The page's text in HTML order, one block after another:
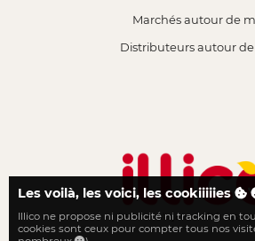
Marchés autour de
Distributeurs autour
Le local n'a jamais été aussi
Les voilà, les voici, les cookiiiiies
Illico ne propose ni publicité ni tracking en
cookies sont ceux pour compter tous nos